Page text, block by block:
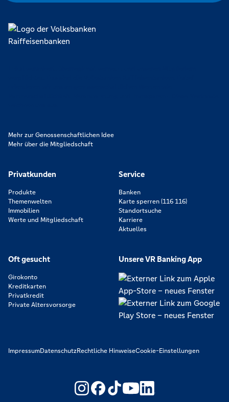
Mehr zur Genossenschaftlichen Idee
Mehr über die Mitgliedschaft
Privatkunden
Produkte
Themenwelten
Immobilien
Werte und Mitgliedschaft
Service
Banken
Karte sperren (116 116)
Standortsuche
Karriere
Aktuelles
Oft gesucht
Girokonto
Kreditkarten
Privatkredit
Private Altersvorsorge
Unsere VR Banking App
ImpressumDatenschutzRechtliche HinweiseCookie-Einstellungen
https://www.youtube.com/
https://